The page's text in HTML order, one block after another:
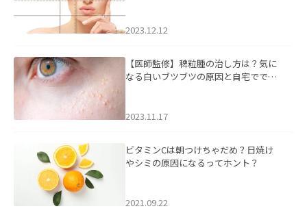
2023.12.12
【医師監修】稗粒腫の治し方は？気に
なる白いブツブツの原因と自宅ででき
2023.11.17
ビタミンCは朝つけちゃだめ？日焼け
やシミの原因になるってホント？
2021.09.22